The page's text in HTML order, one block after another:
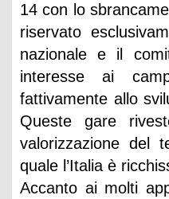
14 con lo
riservato
nazionale e il
interesse ai
fattivamente allo
Queste gare
valorizzazione del
quale l’Italia è
Accanto ai molti